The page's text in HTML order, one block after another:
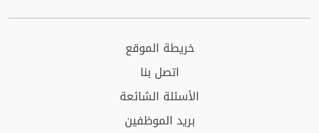
خريطة الموقع
اتصل بنا
الأسئلة الشائعة
بريد الموظفين